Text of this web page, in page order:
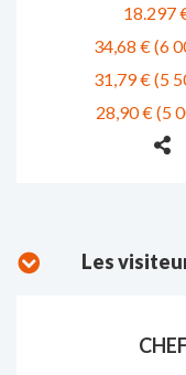
18.297
34,68 € (6
31,79 € (5
28,90 € (5
Les